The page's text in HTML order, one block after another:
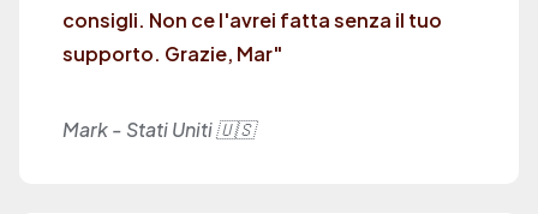
consigli. Non ce l'avrei fatta senza il tuo
supporto. Grazie, Mar"
Mark - Stati Uniti 🇺🇸